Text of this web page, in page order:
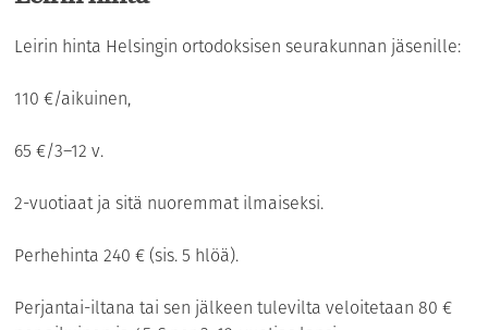
Leirin hinta Helsingin ortodoksisen seurakunnan jäsenille:
110 €/aikuinen,
65 €/3–12 v.
2-vuotiaat ja sitä nuoremmat ilmaiseksi.
Perhehinta 240 € (sis. 5 hlöä).
Perjantai-iltana tai sen jälkeen tulevilta veloitetaan 80 €